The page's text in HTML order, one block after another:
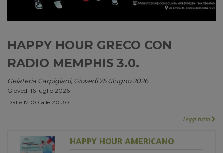
HAPPY HOUR GRECO CON
RADIO MEMPHIS 3.0.
Gelateria Carpigiani, Giovedi 25 Giugno 2026
Giovedì 16 luglio 2026
Dalle 17:00 alle 20:30
Leggi tutto
HAPPY HOUR AMERICANO